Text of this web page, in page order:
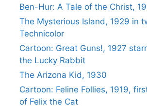
Ben-Hur: A Tale of the Christ,
The Mysterious Island, 1929 in
Technicolor
Cartoon: Great Guns!, 1927
the Lucky Rabbit
The Arizona Kid, 1930
Cartoon: Feline Follies, 1919,
of Felix the Cat